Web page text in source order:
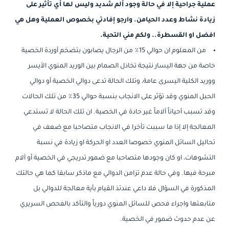
عملية جراحية إلا في حالة وجود ألم شديد وليس لها أي تأثير على
زيادة نشاط وعدد الحيامن. وارجو إفادتي بخصوص العملية وهل هي
افضل او القسطرة.. ولكم مني التحية.
من المعلوم ان حوالي 15٪ من الرجال يصابون بتضخم أوردة الخصية
خاصة من جهة اليسار نتيجة تخاذل الصمام بين الوريد المنوي الأيسر
ووريد الكلية اليسرى عامة، وتلك الحالة تدعى دوالي الخصية أو دوالي
الحبل المنوي وقد تؤثر على الانجاب بنسبة حوالي 35٪ من تلك الحالات
وقد تسبب أحياناً آلاماً غير حادة في الخصية. ان تلك الحالة لا تستدعي
المعالجة إلا إذا ما سببت تأخرا في الانجاب متصاحبا مع ضعف في
تحاليل السائل المنوي خصوصا العدد او الحركة او زيادة في نسبة
التشوهات، او كان وجودها متصاحبا مع ضمور تدريجي في الخصية أو آلام
مبرحة فيها. وفي حالة عدم تزامن الدوالي مع ماذكر سابقا كما هي حالتك
المذكورة في السؤال فلا داعي عندئذ القيام بأية معالجة للدوالي بل
متابعتها واجراء فحص للسائل المنوي دورياً والتأكد بالفحص السريري
عن عدم حدوث ضمور في الخصية.